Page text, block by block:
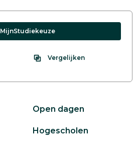
MijnStudiekeuze
Vergelijken
Open dagen
Hogescholen